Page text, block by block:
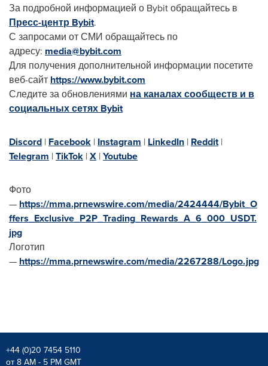
За подробной информацией о Bybit обращайтесь в
Пресс-центр Bybit.
С запросами от СМИ обращайтесь по
адресу: media@bybit.com
Для получения дополнительной информации посетите
веб-сайт https://www.bybit.com
Следите за обновлениями на каналах сообществ и в
социальных сетях Bybit
Discord | Facebook | Instagram | LinkedIn | Reddit|
Telegram |TikTok |X |Youtube
Фото
— https://mma.prnewswire.com/media/2424444/Bybit_O
ffers_Exclusive_P2P_Trading_Rewards_A_6_000_USDT.
jpg
Логотип
— https://mma.prnewswire.com/media/2267288/Logo.jpg
+44 (0)20 7454 5110
от 8 AM - 5 PM GMT